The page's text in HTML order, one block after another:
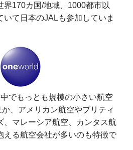
界170カ国/地域、1000都市以
いて日本のJALも参加していま
でもっとも規模の小さい航空
、アメリカン航空やブリティ
、マレーシア航空、カンタス航
える航空会社が多いのも特徴で